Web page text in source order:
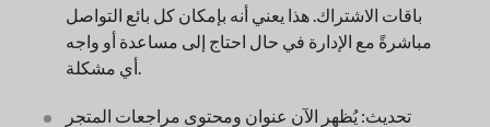
باقات الاشتراك. هذا يعني أنه بإمكان كل بائع التواصل
مباشرةً مع الإدارة في حال احتاج إلى مساعدة أو واجه
تحديث: يُظهر الآن عنوان ومحتوى مراجعات المتجر